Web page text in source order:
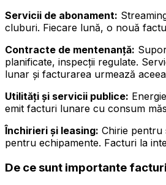
Servicii de abonament:
cluburi. Fiecare lună, o nouă
Contracte de mentenanță:
planificate, inspecții regulate.
lunar și facturarea urmează
Utilități și servicii publice:
emit facturi lunare cu consum
Închirieri și leasing: Chirie pentru
pentru echipamente. Facturi la
De ce sunt importante